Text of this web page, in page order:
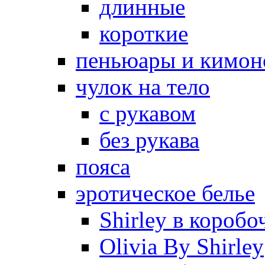
длинные
короткие
пеньюары и
чулок на тело
с рукавом
без рукава
пояса
эротическое белье
Shirley в
Olivia By Shirley